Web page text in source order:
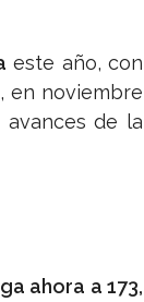
este año, con
en noviembre
de la
ahora a 173,